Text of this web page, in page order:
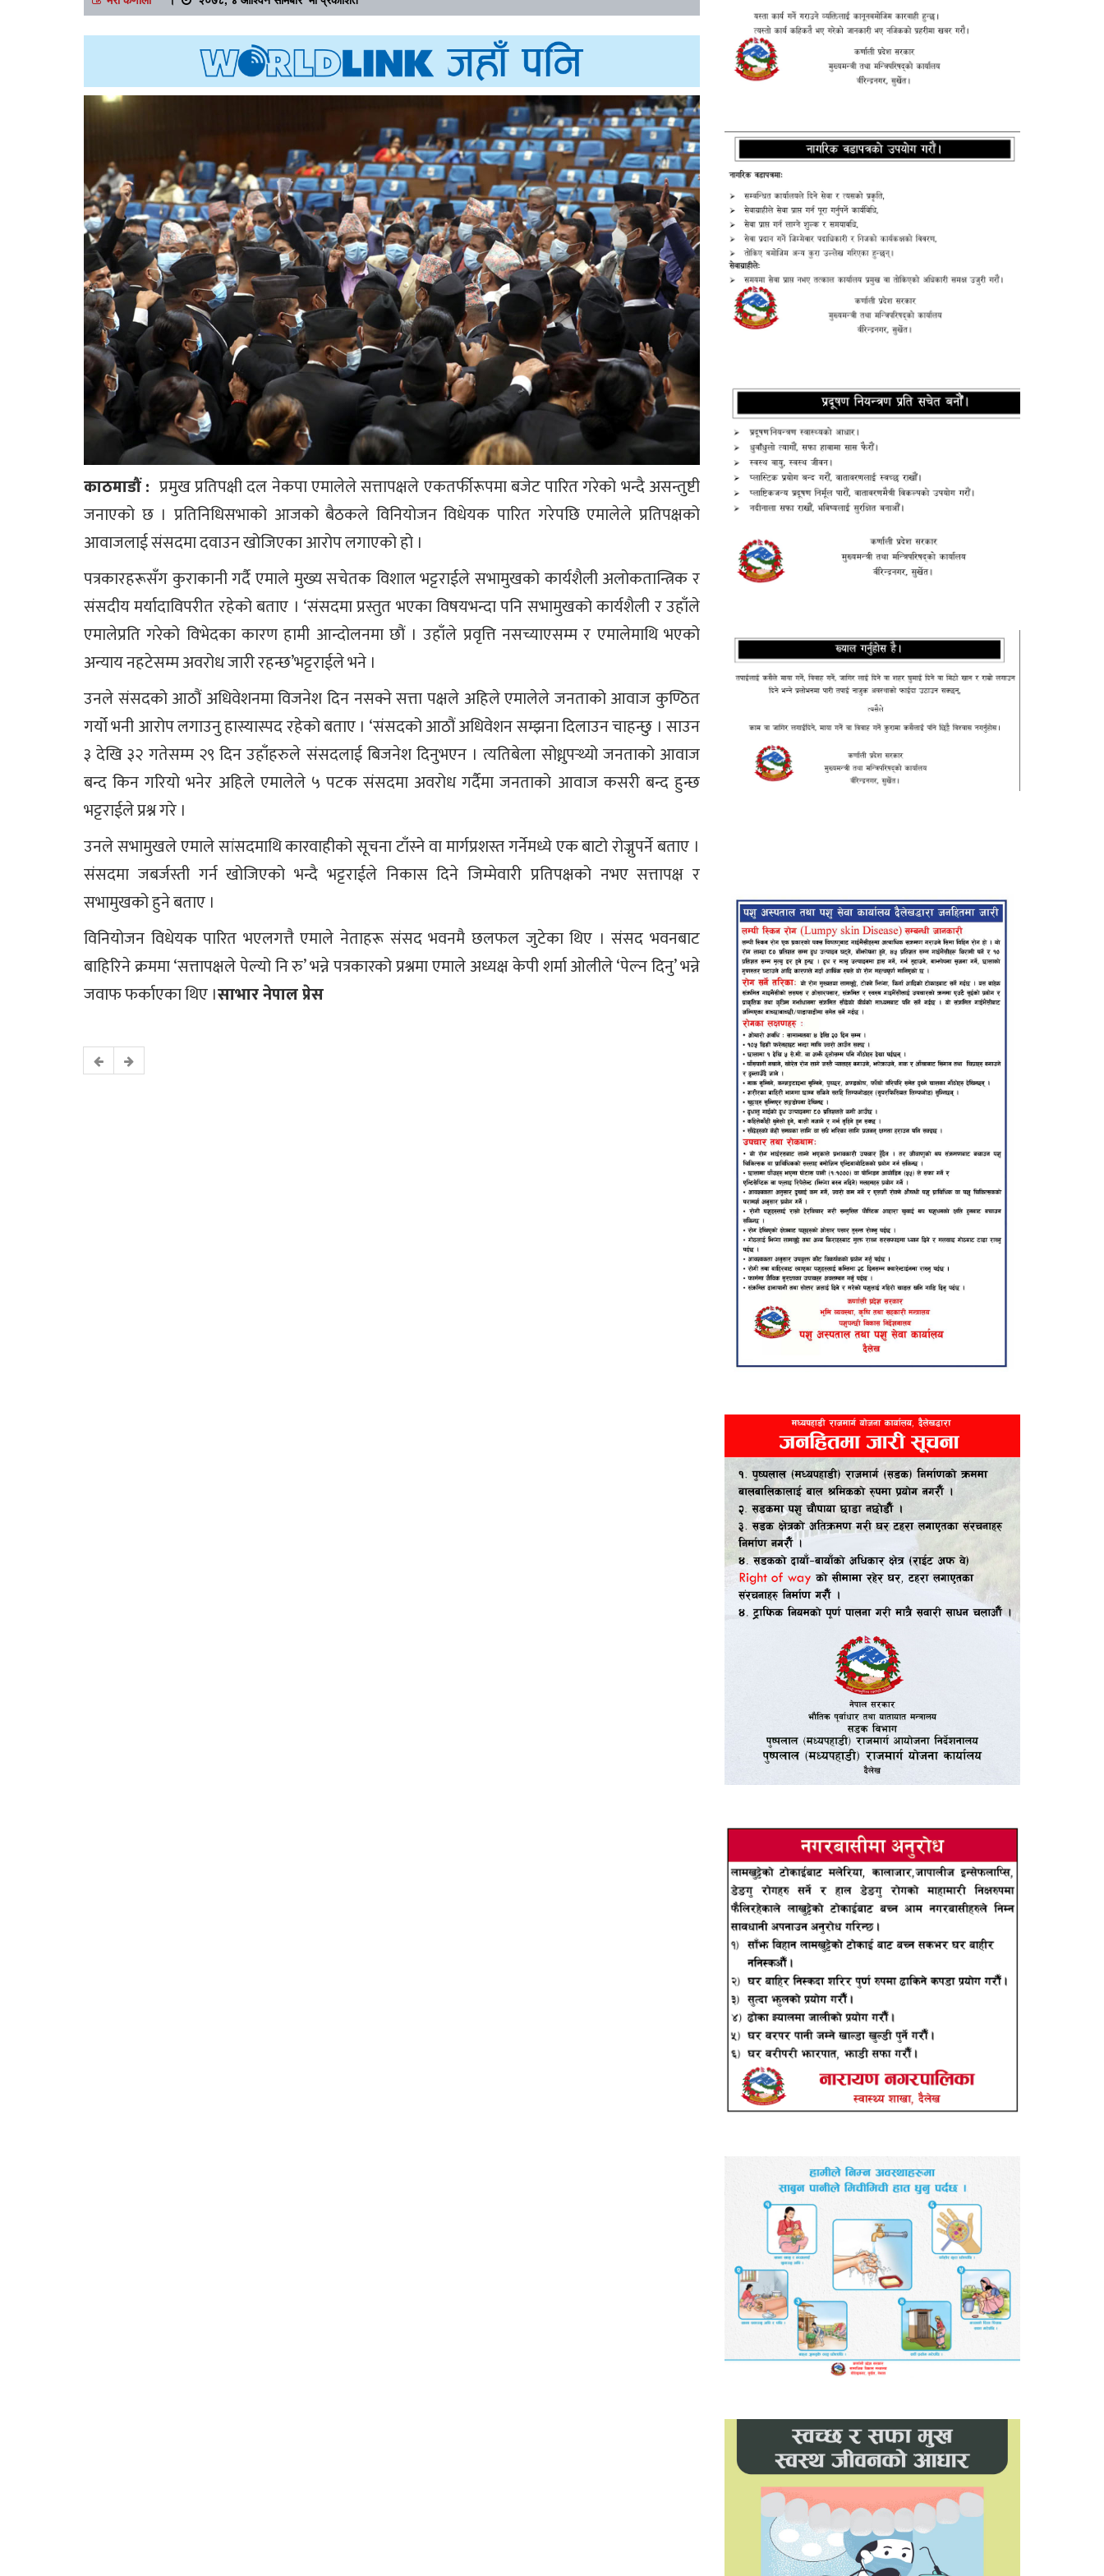
काठमाडौं : प्रमुख प्रतिपक्षी दल नेकपा एमालेले सत्तापक्षले एकतर्फीरूपमा बजेट पारित गरेको भन्दै असन्तुष्टी
जनाएको छ । प्रतिनिधिसभाको आजको बैठकले विनियोजन विधेयक पारित गरेपछि एमालेले प्रतिपक्षको
आवाजलाई संसदमा दवाउन खोजिएका आरोप लगाएको हो ।
पत्रकारहरूसँग कुराकानी गर्दै एमाले मुख्य सचेतक विशाल भट्टराईले सभामुखको कार्यशैली अलोकतान्त्रिक र
संसदीय मर्यादाविपरीत रहेको बताए । ‘संसदमा प्रस्तुत भएका विषयभन्दा पनि सभामुखको कार्यशैली र उहाँले
एमालेप्रति गरेको विभेदका कारण हामी आन्दोलनमा छौं । उहाँले प्रवृत्ति नसच्याएसम्म र एमालेमाथि भएको
अन्याय नहटेसम्म अवरोध जारी रहन्छ’भट्टराईले भने ।
उनले संसदको आठौं अधिवेशनमा विजनेश दिन नसक्ने सत्ता पक्षले अहिले एमालेले जनताको आवाज कुण्ठित
गर्यो भनी आरोप लगाउनु हास्यास्पद रहेको बताए । ‘संसदको आठौं अधिवेशन सम्झना दिलाउन चाहन्छु । साउन
३ देखि ३२ गतेसम्म २९ दिन उहाँहरुले संसदलाई बिजनेश दिनुभएन । त्यतिबेला सोध्नुपर्‍थ्यो जनताको आवाज
बन्द किन गरियो भनेर अहिले एमालेले ५ पटक संसदमा अवरोध गर्दैमा जनताको आवाज कसरी बन्द हुन्छ
भट्टराईले प्रश्न गरे ।
उनले सभामुखले एमाले सांसदमाथि कारवाहीको सूचना टाँस्ने वा मार्गप्रशस्त गर्नेमध्ये एक बाटो रोज्नुपर्ने बताए ।
संसदमा जबर्जस्ती गर्न खोजिएको भन्दै भट्टराईले निकास दिने जिम्मेवारी प्रतिपक्षको नभए सत्तापक्ष र
सभामुखको हुने बताए ।
विनियोजन विधेयक पारित भएलगत्तै एमाले नेताहरू संसद भवनमै छलफल जुटेका थिए । संसद भवनबाट
बाहिरिने क्रममा ‘सत्तापक्षले पेल्यो नि रु’ भन्ने पत्रकारको प्रश्नमा एमाले अध्यक्ष केपी शर्मा ओलीले ‘पेल्न दिनु’ भन्ने
जवाफ फर्काएका थिए ।साभार नेपाल प्रेस